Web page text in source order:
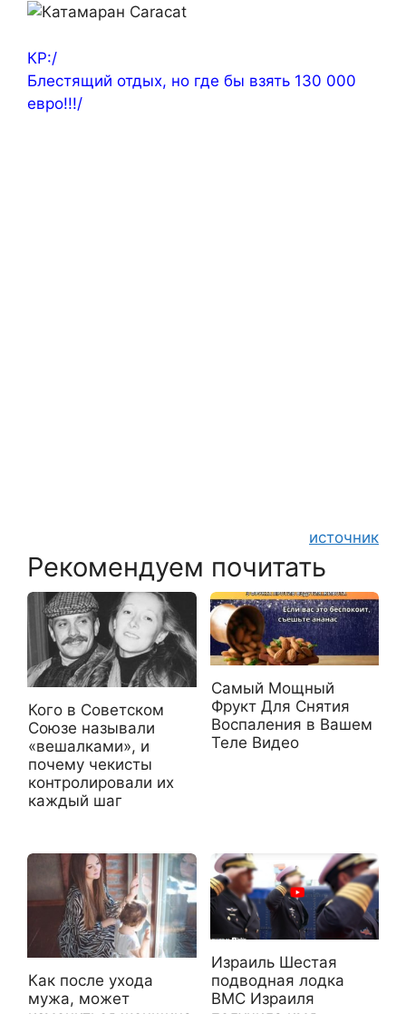
КР:/
Блестящий отдых, но где бы взять 130 000
евро!!!/
источник
Рекомендуем почитать
Кого в Советском
Союзе называли
«вешалками», и
почему чекисты
контролировали их
каждый шаг
Самый Мощный
Фрукт Для Снятия
Воспаления в Вашем
Теле Видео
Как после ухода
мужа, может
Израиль Шестая
подводная лодка
ВМС Израиля